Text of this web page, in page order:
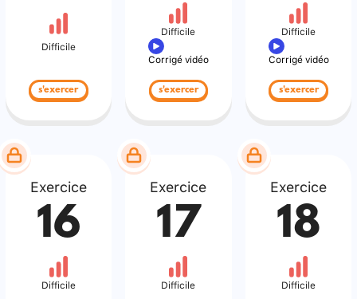
Difficile
s'exercer
Difficile
Corrigé vidéo
s'exercer
Difficile
Corrigé vidéo
s'exercer
Exercice
16
Difficile
Exercice
17
Difficile
Exercice
18
Difficile